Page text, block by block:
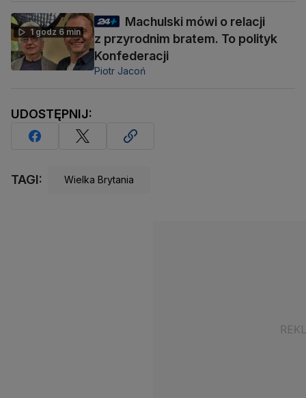
1 godz 6 min
Machulski mówi o relacji
z przyrodnim bratem. To polityk
Konfederacji
Piotr Jacoń
UDOSTĘPNIJ:
TAGI: Wielka Brytania